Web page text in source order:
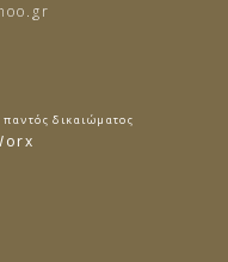
δικαιώματος